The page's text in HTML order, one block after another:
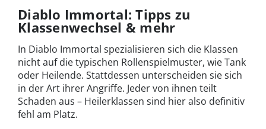
Diablo Immortal: Tipps zu
Klassenwechsel & mehr
In Diablo Immortal spezialisieren sich die Klassen
nicht auf die typischen Rollenspielmuster, wie Tank
oder Heilende. Stattdessen unterscheiden sie sich
in der Art ihrer Angriffe. Jeder von ihnen teilt
Schaden aus – Heilerklassen sind hier also definitiv
fehl am Platz.